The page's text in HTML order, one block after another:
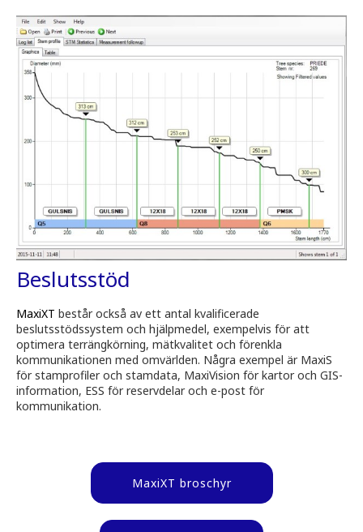
Beslutsstöd
MaxiXT består också av ett antal kvalificerade
beslutsstödssystem och hjälpmedel, exempelvis för att
optimera terrängkörning, mätkvalitet och förenkla
kommunikationen med omvärlden. Några exempel är MaxiS
för stamprofiler och stamdata, MaxiVision för kartor och GIS-
information, ESS för reservdelar och e-post för
kommunikation.
MaxiXT broschyr